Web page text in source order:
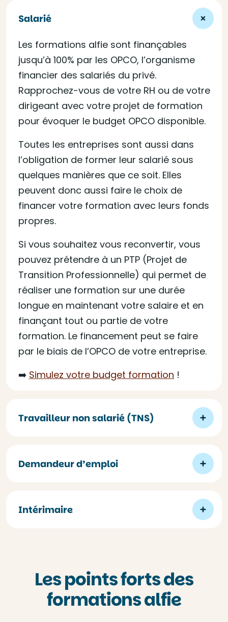
Salarié
Les formations alfie sont finançables
jusqu’à 100% par les OPCO, l’organisme
financier des salariés du privé.
Rapprochez-vous de votre RH ou de votre
dirigeant avec votre projet de formation
pour évoquer le budget OPCO disponible.
Toutes les entreprises sont aussi dans
l’obligation de former leur salarié sous
quelques manières que ce soit. Elles
peuvent donc aussi faire le choix de
financer votre formation avec leurs fonds
propres.
Si vous souhaitez vous reconvertir, vous
pouvez prétendre à un PTP (Projet de
Transition Professionnelle) qui permet de
réaliser une formation sur une durée
longue en maintenant votre salaire et en
finançant tout ou partie de votre
formation. Le financement peut se faire
par le biais de l’OPCO de votre entreprise.
➡️ Simulez votre budget formation !
Travailleur non salarié (TNS)
Demandeur d’emploi
Intérimaire
Les points forts des
formations alfie